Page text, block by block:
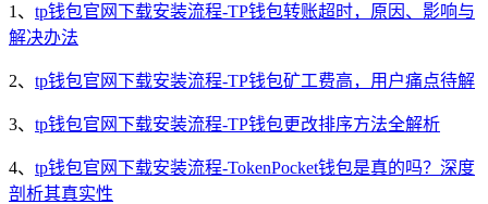
1、 tp钱包官网下载安装流程-TP钱包转账超时，原因、影响与
解决办法
2、 tp钱包官网下载安装流程-TP钱包矿工费高，用户痛点待解
3、 tp钱包官网下载安装流程-TP钱包更改排序方法全解析
4、 tp钱包官网下载安装流程-TokenPocket钱包是真的吗？深度
剖析其真实性